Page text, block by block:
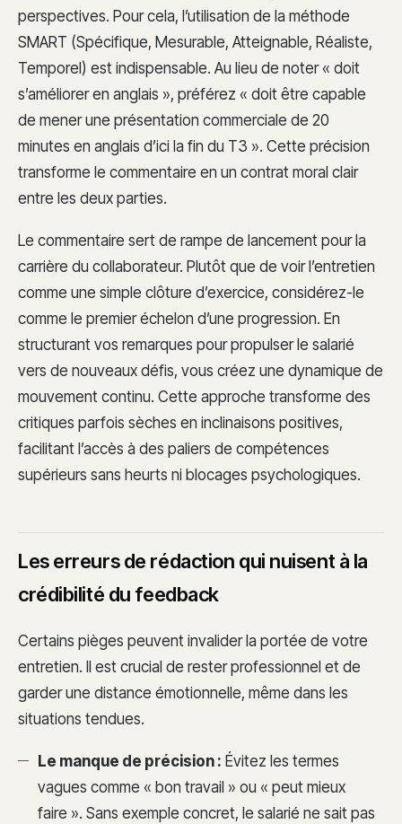
perspectives. Pour cela, l’utilisation de la méthode
SMART (Spécifique, Mesurable, Atteignable, Réaliste,
Temporel) est indispensable. Au lieu de noter « doit
s’améliorer en anglais », préférez « doit être capable
de mener une présentation commerciale de 20
minutes en anglais d’ici la fin du T3 ». Cette précision
transforme le commentaire en un contrat moral clair
entre les deux parties.
Le commentaire sert de rampe de lancement pour la
carrière du collaborateur. Plutôt que de voir l’entretien
comme une simple clôture d’exercice, considérez-le
comme le premier échelon d’une progression. En
structurant vos remarques pour propulser le salarié
vers de nouveaux défis, vous créez une dynamique de
mouvement continu. Cette approche transforme des
critiques parfois sèches en inclinaisons positives,
facilitant l’accès à des paliers de compétences
supérieurs sans heurts ni blocages psychologiques.
Les erreurs de rédaction qui nuisent à la
crédibilité du feedback
Certains pièges peuvent invalider la portée de votre
entretien. Il est crucial de rester professionnel et de
garder une distance émotionnelle, même dans les
situations tendues.
Le manque de précision : Évitez les termes
vagues comme « bon travail » ou « peut mieux
faire ». Sans exemple concret, le salarié ne sait pas